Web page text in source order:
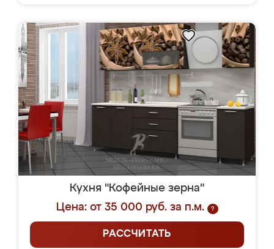
Кухня "Кофейные зерна"
Цена: от 35 000 руб. за п.м.
?
РАССЧИТАТЬ